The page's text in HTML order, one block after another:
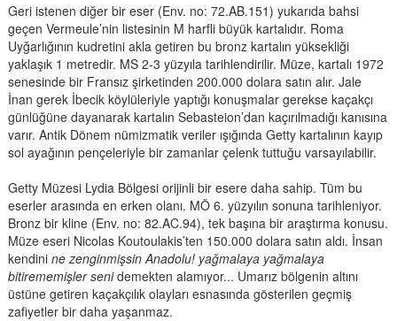
Geri istenen diğer bir eser (Env. no: 72.AB.151) yukarıda bahsi
geçen Vermeule’nin listesinin M harfli büyük kartalıdır. Roma
Uyğarlığının kudretini akla getiren bu bronz kartalın yüksekliği
yaklaşık 1 metredir. MS 2-3 yüzyıla tarihlendirilir. Müze, kartalı 1972
senesinde bir Fransız şirketinden 200.000 dolara satın alır. Jale
İnan gerek İbecik köylüleriyle yaptığı konuşmalar gerekse kaçakçı
günlüğüne dayanarak kartalın Sebasteion’dan kaçırılmadığı kanısına
varır. Antik Dönem nümizmatik veriler ışığında Getty kartalının kayıp
sol ayağının pençeleriyle bir zamanlar çelenk tuttuğu varsayılabilir.
Getty Müzesi Lydia Bölgesi orijinli bir esere daha sahip. Tüm bu
eserler arasında en erken olanı. MÖ 6. yüzyılın sonuna tarihleniyor.
Bronz bir kline (Env. no: 82.AC.94), tek başına bir araştırma konusu.
Müze eseri Nicolas Koutoulakis’ten 150.000 dolara satın aldı. İnsan
kendini ne zenginmişsin Anadolu! yağmalaya yağmalaya
bitirememişler senidemekten alamıyor... Umarız bölgenin altını
üstüne getiren kaçakçılık olayları esnasında gösterilen geçmiş
zafiyetler bir daha yaşanmaz.